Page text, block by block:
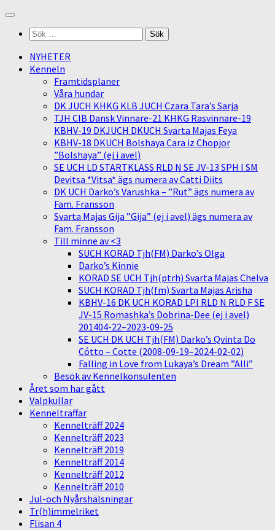
Skip
contentSök
NYHETER
Kenneln
Framtidsplaner
Våra hundar
DK JUCH KHKG KLB JUCH Czara Tara’s Sarja
TJH CIB Dansk Vinnare-21 KHKG Rasvinnare-19
KBHV-19 DKJUCH DKUCH Svarta Majas Feya
KBHV-18 DKUCH Bolshaya Cara iz Chopjor
”Bolshaya” (ej i avel)
SE UCH LD STARTKLASS RLD N SE JV-13 SPH I SM
Devitsa *Vitsa* ägs numera av Catti Diits
DK UCH Darko’s Varushka – ”Rut” ägs numera av
Fam. Fransson
Svarta Majas Gija ”Gija” (ej i avel) ägs numera av
Fam. Fransson
Till minne av <3
SUCH KORAD Tjh(FM) Darko’s Olga
Darko’s Kinnie
KORAD SE UCH Tjh(ptrh) Svarta Majas Chelva
SUCH KORAD Tjh(fm) Svarta Majas Arisha
KBHV-16 DK UCH KORAD LPI RLD N RLD F SE
JV-15 Romashka’s Dobrina-Dee (ej i avel)
201404-22–2023-09-25
SE UCH DK UCH Tjh(FM) Darko’s Qvinta Do
Cótto – Cotte (2008-09-19–2024-02-02)
Falling in Love from Lukaya’s Dream ”Alli”
Besök av Kennelkonsulenten
Året som har gått
Valpkullar
Kennelträffar
Kennelträff 2024
Kennelträff 2023
Kennelträff 2019
Kennelträff 2014
Kennelträff 2012
Kennelträff 2010
Jul-och Nyårshälsningar
Tr(h)immelriket
Flisan 4